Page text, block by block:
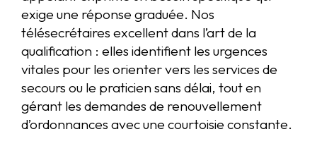
exige une réponse graduée. Nos
télésecrétaires excellent dans l’art de la
qualification : elles identifient les urgences
vitales pour les orienter vers les services de
secours ou le praticien sans délai, tout en
gérant les demandes de renouvellement
d’ordonnances avec une courtoisie constante.